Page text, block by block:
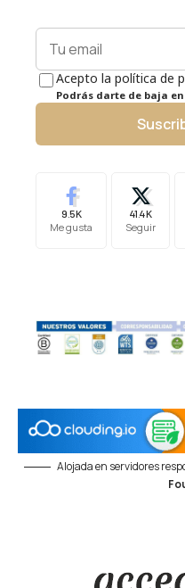
Acepto la política de
Podrás darte de baja
9.5K
Me gusta
41.4K
Seguir
Alojada en servidores